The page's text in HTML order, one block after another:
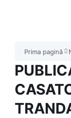
Prima pagină